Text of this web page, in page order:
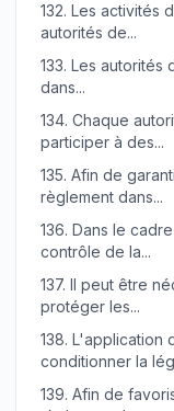
132. Les activités
autorités de...
133. Les autorités
dans...
134. Chaque
participer à des...
135. Afin de
règlement dans...
136. Dans le
contrôle de la...
137. Il peut être
protéger les...
138. L'application
conditionner la
139. Afin de